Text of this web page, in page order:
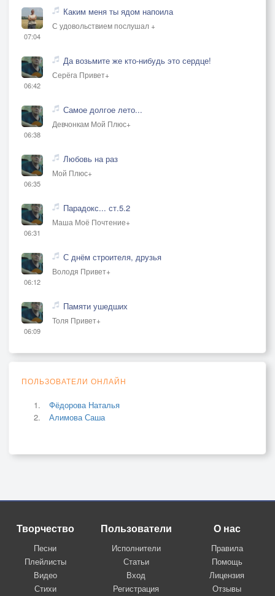
07:04
Каким меня ты ядом напоила
С удовольствием послушал +
06:42
Да возьмите же кто-нибудь это сердце!
Серёга Привет+
06:38
Самое долгое лето...
Девчонкам Мой Плюс+
06:35
Любовь на раз
Мой Плюс+
06:31
Парадокс... ст.5.2
Маша Моё Почтение+
06:12
С днём строителя, друзья
Володя Привет+
06:09
Памяти ушедших
Толя Привет+
ПОЛЬЗОВАТЕЛИ ОНЛАЙН
Фёдорова Наталья
Алимова Саша
Творчество
Песни
Плейлисты
Видео
Стихи
Пользователи
Исполнители
Статьи
Вход
Регистрация
О нас
Правила
Помощь
Лицензия
Отзывы